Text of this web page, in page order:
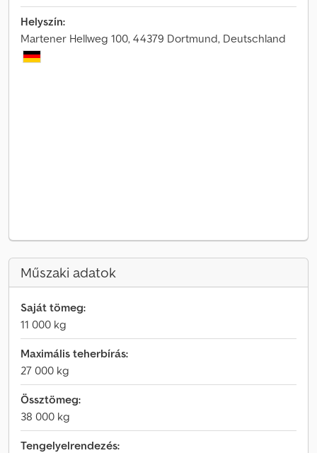
Helyszín:
Martener Hellweg 100, 44379 Dortmund, Deutschland
Műszaki adatok
Saját tömeg:
11 000 kg
Maximális teherbírás:
27 000 kg
Össztömeg:
38 000 kg
Tengelyelrendezés: